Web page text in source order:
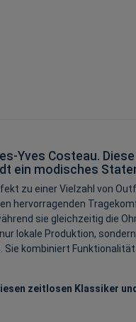
Yves Costeau.
ein modisches
zu einer Vielzahl von
hervorragenden
sie gleichzeitig die
lokale Produktion,
kombiniert
zeitlosen Klassiker